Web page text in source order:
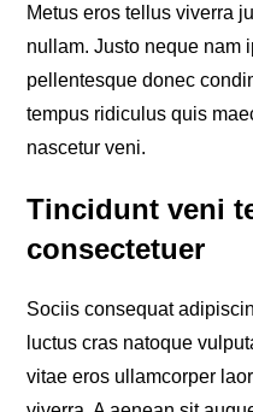
Metus eros tellus viverra
nullam. Justo neque nam
pellentesque donec
tempus ridiculus quis
nascetur veni.
Tincidunt veni
consectetuer
Sociis consequat
luctus cras natoque
vitae eros ullamcorper